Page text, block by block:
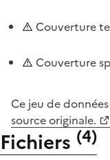
Couverture
Couverture
Ce jeu de
source originale.
Fichiers (4)